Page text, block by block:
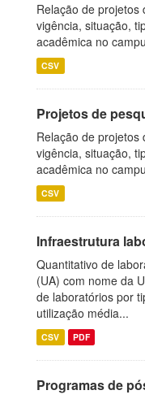
Relação de projetos
vigência, situação,
acadêmica no
CSV
Projetos de
Relação de projetos
vigência, situação,
acadêmica no
CSV
Infraestrutura
Quantitativo de
(UA) com nome da
de laboratórios por
utilização média...
CSV PDF
Programas de